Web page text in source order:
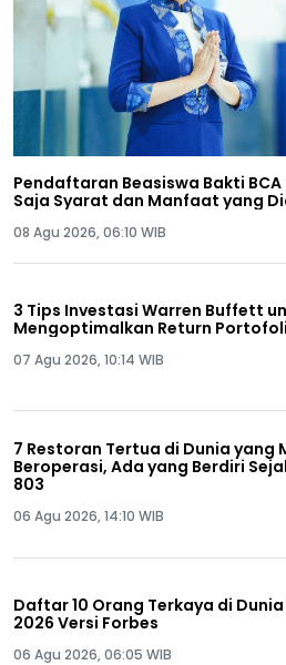
Pendaftaran Beasiswa Bakti
Saja Syarat dan Manfaat yang
08 Agu 2026, 06:10 WIB
3 Tips Investasi Warren Buffett
Mengoptimalkan Return
07 Agu 2026, 10:14 WIB
7 Restoran Tertua di Dunia yang
Beroperasi, Ada yang Berdiri
803
06 Agu 2026, 14:10 WIB
Daftar 10 Orang Terkaya di
2026 Versi Forbes
06 Agu 2026, 06:05 WIB